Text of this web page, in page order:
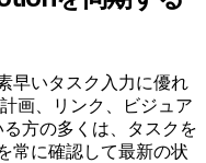
早いタスク入力に優れ
画、リンク、ビジュア
方の多くは、タスクを
常に確認して最新の状